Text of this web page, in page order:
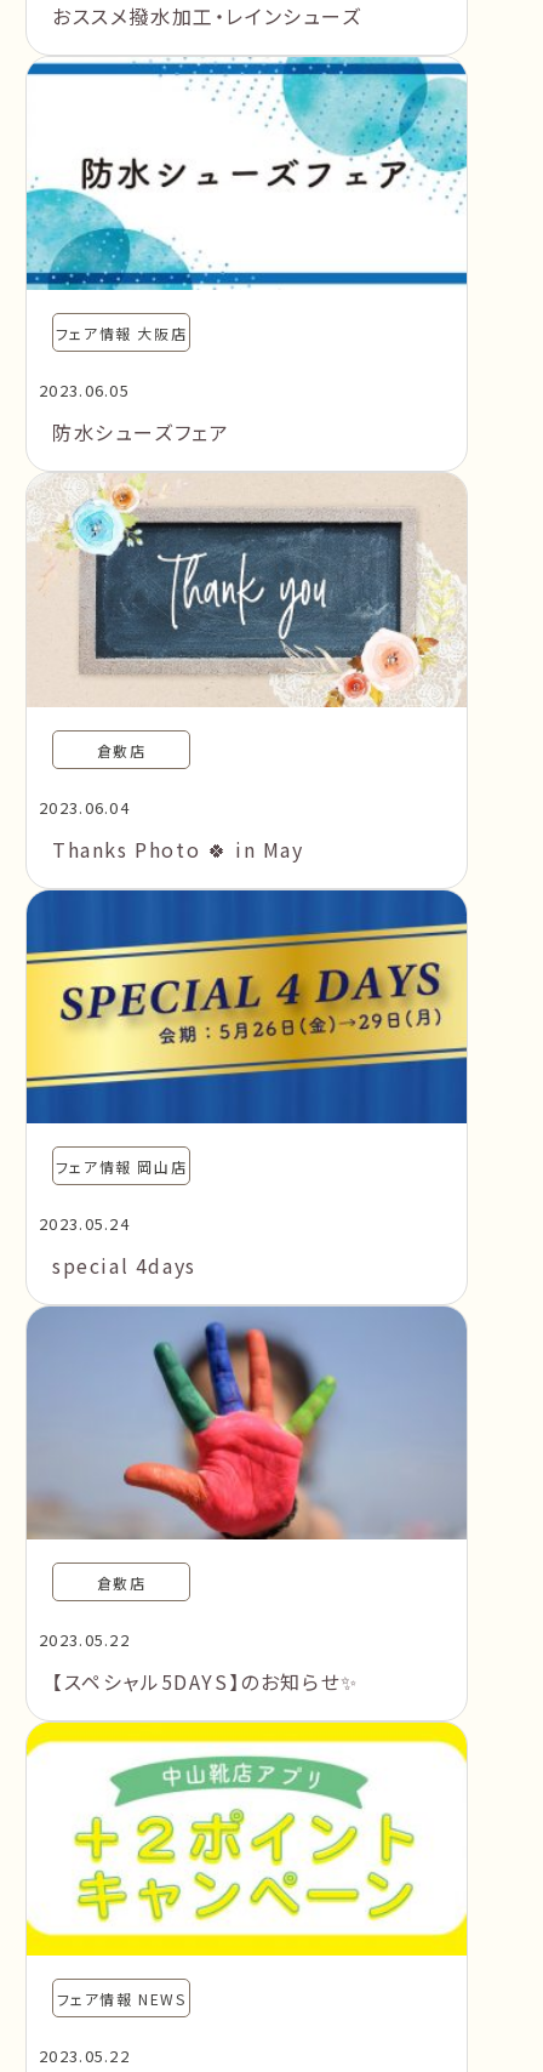
おススメ撥水加工・レインシューズ
フェア情報 大阪店
2023.06.05
防水シューズフェア
倉敷店
2023.06.04
Thanks Photo 🍀 in May
フェア情報 岡山店
2023.05.24
special 4days
倉敷店
2023.05.22
【スペシャル5DAYS】のお知らせ✨
フェア情報 NEWS
2023.05.22